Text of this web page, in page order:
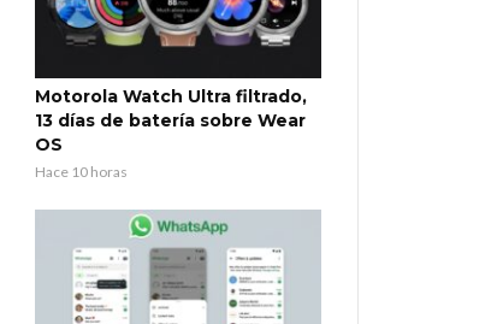
Motorola Watch Ultra filtrado,
13 días de batería sobre Wear
OS
Hace 10 horas